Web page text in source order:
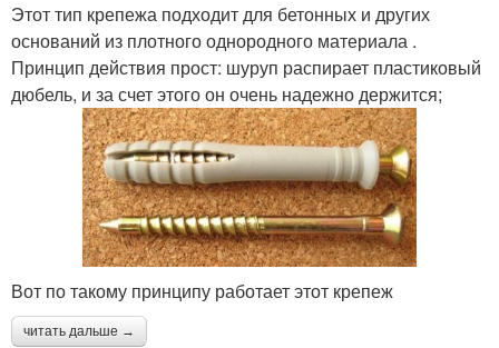
Этот тип крепежа подходит для бетонных и других
оснований из плотного однородного материала .
Принцип действия прост: шуруп распирает пластиковый
дюбель, и за счет этого он очень надежно держится;
Вот по такому принципу работает этот крепеж
читать дальше →